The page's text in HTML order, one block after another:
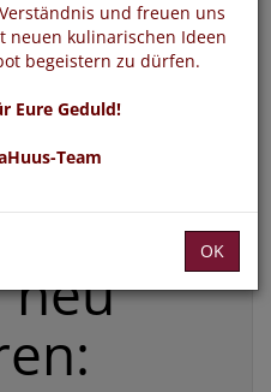
Felder sind Pflichtfelder
vergessen Login
neu
und freuen uns
neuen kulinarischen Ideen
begeistern zu dürfen.
Eure Geduld!
Team
OK